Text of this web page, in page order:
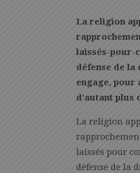
La religion
laissés-pour-
défense de la
engage, pour
d’autant plus
La religion
laissés pour
défense de la